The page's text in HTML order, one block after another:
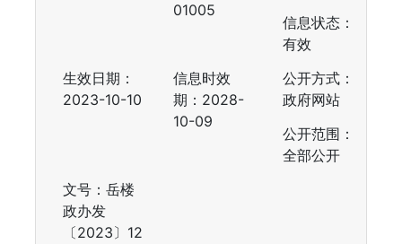
01005
信息状态：
有效
生效日期：
2023-10-10
信息时效
期： 2028-
10-09
公开方式：
政府网站
公开范围：
全部公开
文号：岳楼
政办发
〔2023〕12